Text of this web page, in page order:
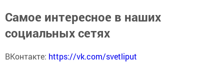
Самое интересное в наших
социальных сетях
ВКонтакте: https://vk.com/svetliput